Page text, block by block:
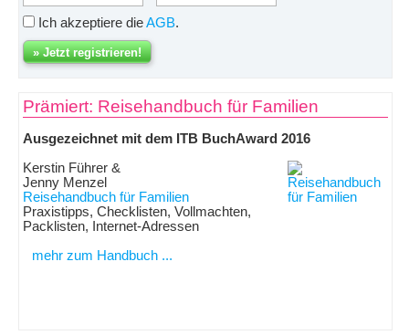
Ich akzeptiere dieAGB.
Prämiert: Reisehandbuch für Familien
Ausgezeichnet mit dem ITB BuchAward 2016
Kerstin Führer &
Jenny Menzel
Reisehandbuch für Familien
Praxistipps, Checklisten, Vollmachten,
Packlisten, Internet-Adressen
mehr zum Handbuch ...